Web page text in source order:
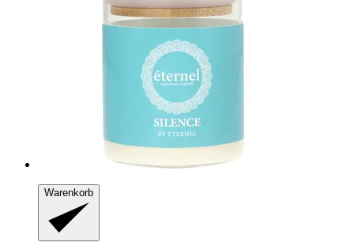
Warenkorb